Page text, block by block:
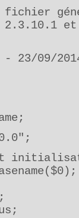
fichier
2.3.10.1 et
23/09/